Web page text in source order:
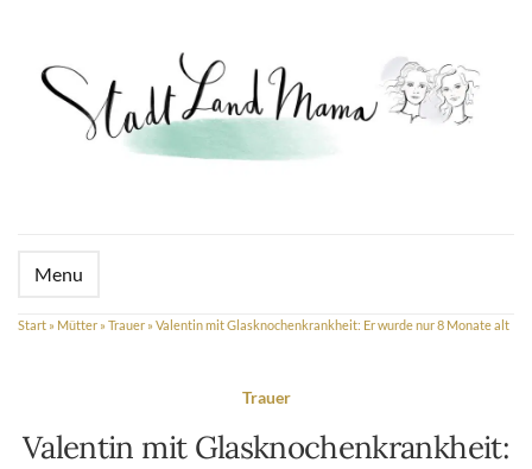
Menu
Start » Mütter » Trauer » Valentin mit Glasknochenkrankheit: Er wurde nur 8 Monate alt
Trauer
Valentin mit Glasknochenkrankheit: